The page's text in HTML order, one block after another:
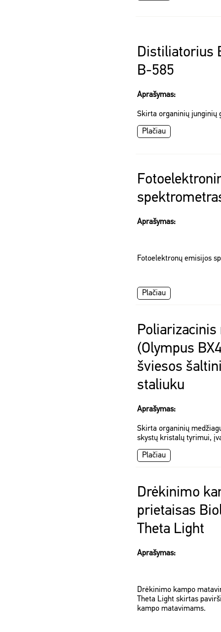
Distiliatorius
B-585
Aprašymas:
Skirta organinių junginių
Plačiau
Aprašymas:
Fotoelektronų emisijos
Plačiau
(Olympus
šviesos
staliuku
Aprašymas:
Skirta organinių
skystų kristalų tyrimui,
Plačiau
Drėkinimo
prietaisas
Theta Light
Aprašymas:
Drėkinimo kampo
Theta Light skirtas
kampo matavimams.